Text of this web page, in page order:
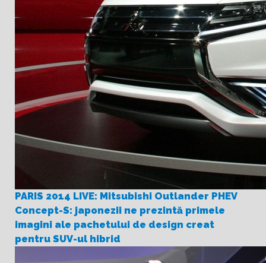
PARIS 2014 LIVE: Mitsubishi Outlander PHEV
Concept-S: japonezii ne prezintă primele
imagini ale pachetului de design creat
pentru SUV-ul hibrid